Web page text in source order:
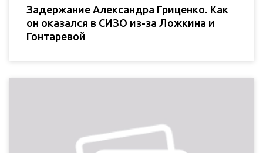
Задержание Александра Гриценко. Как
он оказался в СИЗО из-за Ложкина и
Гонтаревой